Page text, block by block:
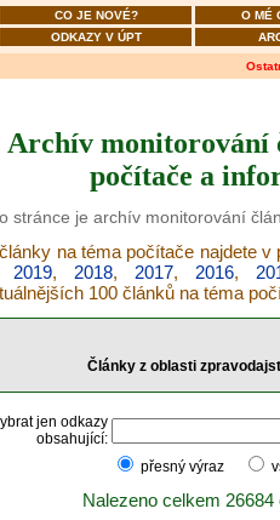
CO JE NOVÉ? O MÉ
ODKAZY V ÚPT
Archív monitorování
počítače a
stránce je archív monitorování
na téma počítače najdete
2019, 2018, 2017, 2016,
100 článků na téma
Články z oblasti
jen odkazy
obsahující:
přesný výraz
Nalezeno celkem